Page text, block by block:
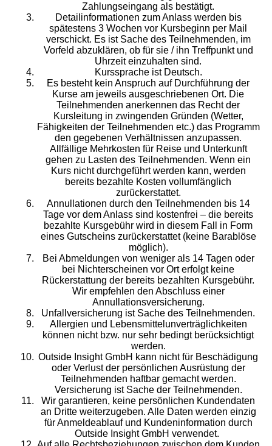
Zahlungseingang als bestätigt.
Detailinformationen zum Anlass werden bis
spätestens 3 Wochen vor Kursbeginn per Mail
verschickt. Es ist Sache des Teilnehmenden, im
Vorfeld abzuklären, ob für sie / ihn Treffpunkt und
Uhrzeit einzuhalten sind.
Kurssprache ist Deutsch.
Es besteht kein Anspruch auf Durchführung der
Kurse am jeweils ausgeschriebenen Ort. Die
Teilnehmenden anerkennen das Recht der
Kursleitung in zwingenden Gründen (Wetter,
Fähigkeiten der Teilnehmenden etc.) das Programm
den gegebenen Verhältnissen anzupassen.
Allfällige Mehrkosten für Reise und Unterkunft
gehen zu Lasten des Teilnehmenden. Wenn ein
Kurs nicht durchgeführt werden kann, werden
bereits bezahlte Kosten vollumfänglich
zurückerstattet.
Annullationen durch den Teilnehmenden bis 14
Tage vor dem Anlass sind kostenfrei – die bereits
bezahlte Kursgebühr wird in diesem Fall in Form
eines Gutscheins zurückerstattet (keine Barablöse
möglich).
Bei Abmeldungen von weniger als 14 Tagen oder
bei Nichterscheinen vor Ort erfolgt keine
Rückerstattung der bereits bezahlten Kursgebühr.
Wir empfehlen den Abschluss einer
Annullationsversicherung.
Unfallversicherung ist Sache des Teilnehmenden.
Allergien und Lebensmittelunverträglichkeiten
können nicht bzw. nur sehr bedingt berücksichtigt
werden.
Outside Insight GmbH kann nicht für Beschädigung
oder Verlust der persönlichen Ausrüstung der
Teilnehmenden haftbar gemacht werden.
Versicherung ist Sache der Teilnehmenden.
Wir garantieren, keine persönlichen Kundendaten
an Dritte weiterzugeben. Alle Daten werden einzig
für Anmeldeablauf und Kundeninformation durch
Outside Insight GmbH verwendet.